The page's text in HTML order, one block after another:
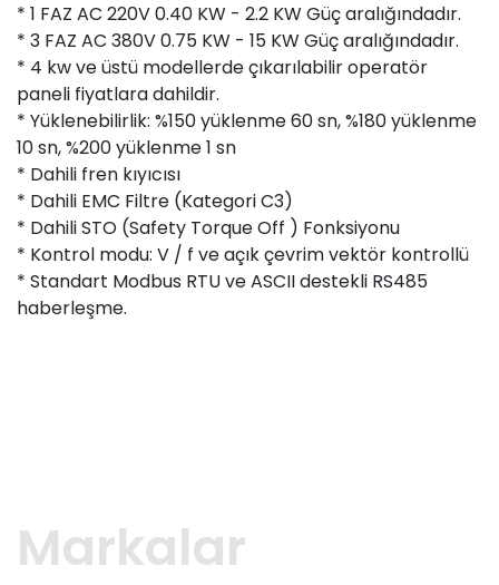
* 1 FAZ AC 220V 0.40 KW - 2.2 KW Güç aralığındadır.
* 3 FAZ AC 380V 0.75 KW - 15 KW Güç aralığındadır.
* 4 kw ve üstü modellerde çıkarılabilir operatör
paneli fiyatlara dahildir.
* Yüklenebilirlik: %150 yüklenme 60 sn, %180 yüklenme
10 sn, %200 yüklenme 1 sn
* Dahili fren kıyıcısı
* Dahili EMC Filtre (Kategori C3)
* Dahili STO (Safety Torque Off ) Fonksiyonu
* Kontrol modu: V / f ve açık çevrim vektör kontrollü
* Standart Modbus RTU ve ASCII destekli RS485
haberleşme.
Markalar